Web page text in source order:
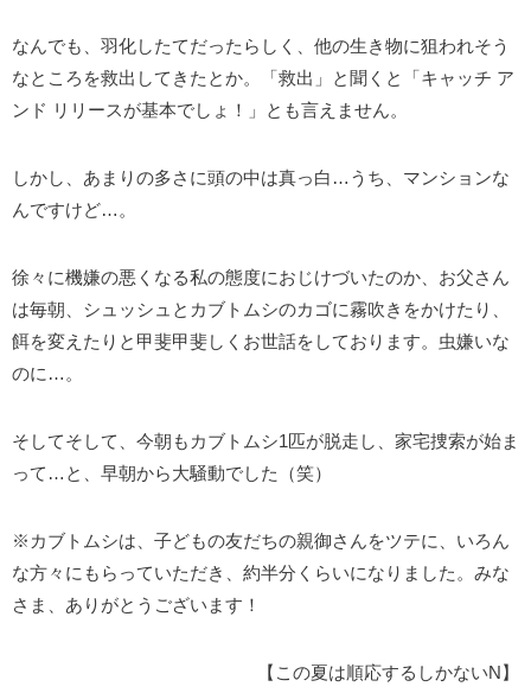
なんでも、羽化したてだったらしく、他の生き物に狙われそう
なところを救出してきたとか。「救出」と聞くと「キャッチ ア
ンド リリースが基本でしょ！」とも言えません。
しかし、あまりの多さに頭の中は真っ白…うち、マンションな
んですけど…。
徐々に機嫌の悪くなる私の態度におじけづいたのか、お父さん
は毎朝、シュッシュとカブトムシのカゴに霧吹きをかけたり、
餌を変えたりと甲斐甲斐しくお世話をしております。虫嫌いな
のに…。
そしてそして、今朝もカブトムシ1匹が脱走し、家宅捜索が始ま
って…と、早朝から大騒動でした（笑）
※カブトムシは、子どもの友だちの親御さんをツテに、いろん
な方々にもらっていただき、約半分くらいになりました。みな
さま、ありがとうございます！
【この夏は順応するしかないN】